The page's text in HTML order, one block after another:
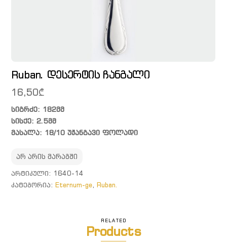
Ruban. დესერტის ჩანგალი
16,50₾
სიგრძე: 182მმ
სისქე: 2.5მმ
მასალა: 18/10 უჟანგავი ფოლადი
არ არის მარაგში
ᲐᲠᲢᲘᲙᲣᲚᲘ: 1640-14
ᲙᲐᲢᲔᲒᲝᲠᲘᲐ:Eternum-ge,Ruban.
RELATED
Products